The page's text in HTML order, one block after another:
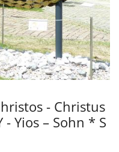
- Christus
Yios – Sohn * S